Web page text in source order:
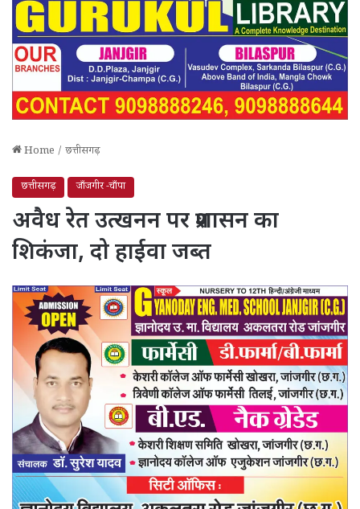
Home / छत्तीसगढ़
छत्तीसगढ़ जाँजगीर -चाँपा
अवैध रेत उत्खनन पर प्रशासन का
शिकंजा, दो हाईवा जब्त